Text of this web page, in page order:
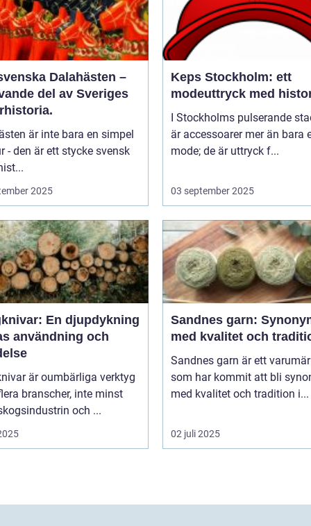
Dalahästen –
del av Sveriges
är inte bara en simpel
- den är ett stycke svensk
2025
Keps Stockholm: ett
modeuttryck med
I Stockholms pulserande
är accessoarer mer än bara
mode; de är uttryck f...
03 september 2025
En djupdykning
användning och
är oumbärliga verktyg
branscher, inte minst
och ...
Sandnes garn:
med kvalitet och
Sandnes garn är ett
som har kommit att bli
med kvalitet och tradition i...
02 juli 2025